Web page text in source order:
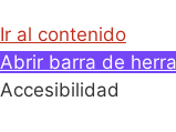
Ir al contenido
Abrir barra de
Accesibilidad